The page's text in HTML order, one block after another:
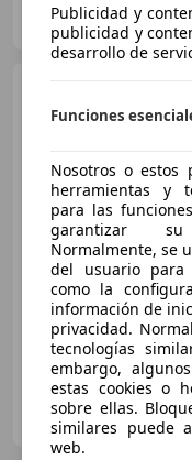
ES-46014 VALENCIA
10/2025 3.541 km
85 kW (116 CV)
NIMOCASION.ES
ES-04230 HUERCAL DE
Publicidad y
publicidad y
desarrollo de
Funciones
Nosotros o estos
herramientas y
para las
garantizar su
Normalmente, se
del usuario para
como la
información de
privacidad.
tecnologías
embargo,
estas cookies o
sobre ellas.
similares puede
web.